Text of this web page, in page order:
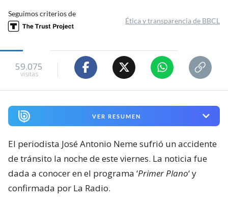
Valentina Espinoza Poblete
Periodista de Magazine
Viernes 07 Agosto, 2026 | 23:56
59.075
visitas
VER RESUMEN